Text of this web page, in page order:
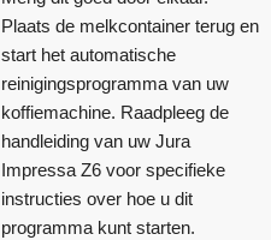
Plaats de melkcontainer terug en
start het automatische
reinigingsprogramma van uw
koffiemachine. Raadpleeg de
handleiding van uw Jura
Impressa Z6 voor specifieke
instructies over hoe u dit
programma kunt starten.